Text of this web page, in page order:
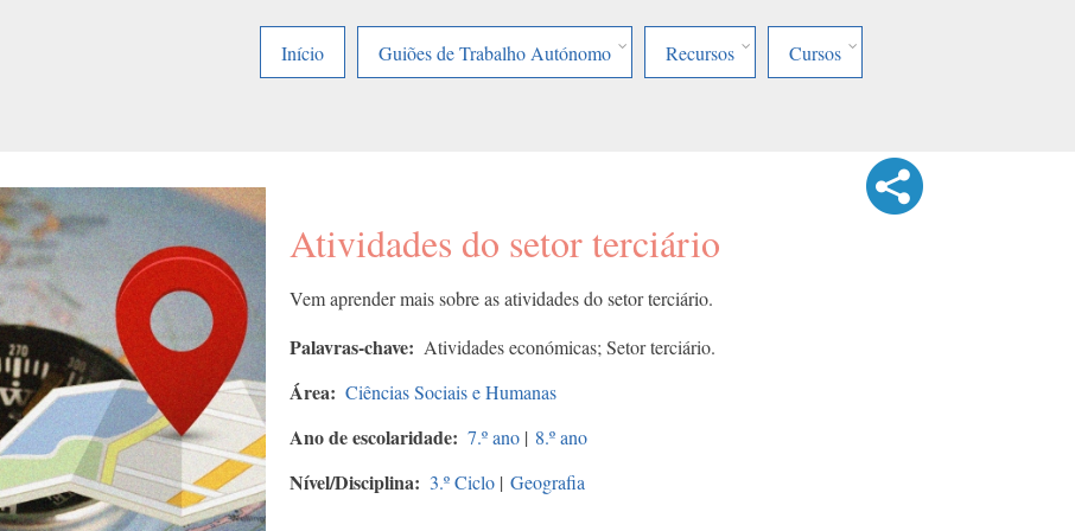
Início
Guiões de Trabalho Autónomo Recursos Cursos
Atividades do setor terciário
Vem aprender mais sobre as atividades do setor terciário.
Palavras-chave Atividades económicas; Setor terciário.
Área Ciências Sociais e Humanas
Ano de escolaridade 7.º ano | 8.º ano
Nível/Disciplina 3.º Ciclo | Geografia